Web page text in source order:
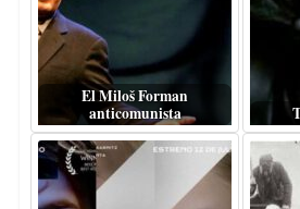
El Miloš Forman
anticomunista